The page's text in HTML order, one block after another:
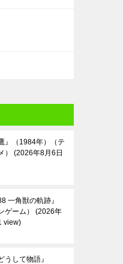
』（1984年）（テ
）
2026年8月6日
一角獣の軌跡』
ゲーム）
2026年
view
うして物語』